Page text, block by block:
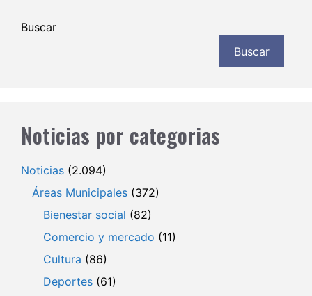
Buscar
Buscar
Noticias por categorias
Noticias (2.094)
Áreas Municipales (372)
Bienestar social (82)
Comercio y mercado (11)
Cultura (86)
Deportes (61)